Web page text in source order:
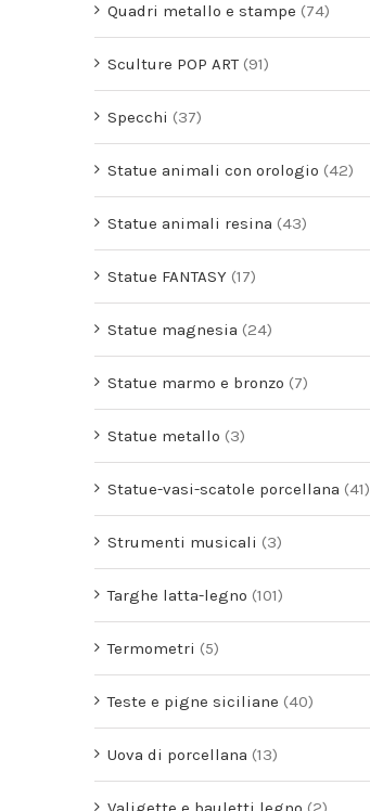
Quadri metallo e stampe (74)
Sculture POP ART (91)
Specchi (37)
Statue animali con orologio (42)
Statue animali resina (43)
Statue FANTASY (17)
Statue magnesia (24)
Statue marmo e bronzo (7)
Statue metallo (3)
Statue-vasi-scatole porcellana (41)
Strumenti musicali (3)
Targhe latta-legno (101)
Termometri (5)
Teste e pigne siciliane (40)
Uova di porcellana (13)